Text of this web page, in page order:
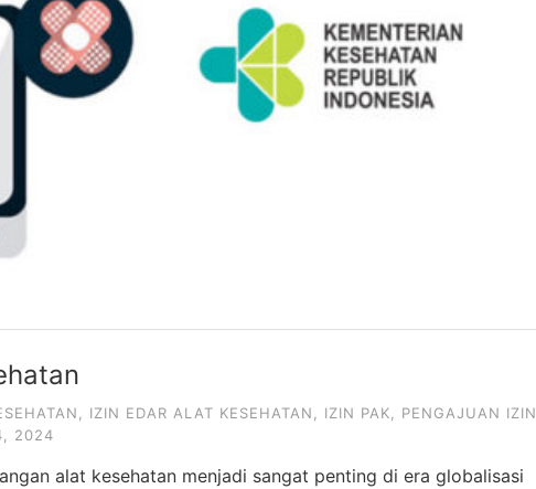
IZIN EDAR ALAT KESEHATAN IZIN PAK
PENGAJUAN IZIN
2024
alat kesehatan menjadi sangat penting di era globalisasi